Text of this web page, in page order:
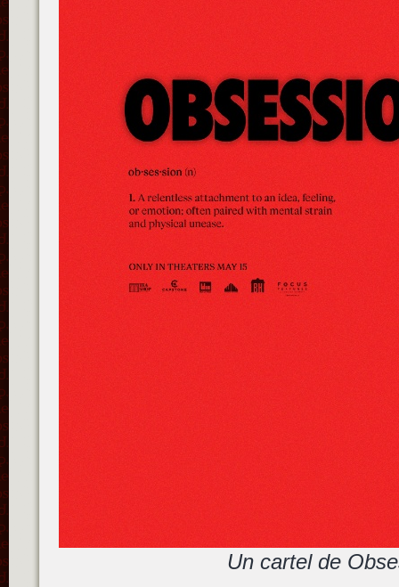
Un cartel de